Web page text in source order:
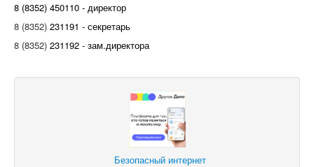
8 (8352) 450110 - директор
8 (8352) 231191 - секретарь
8 (8352) 231192 - зам.директора
Безопасный интернет